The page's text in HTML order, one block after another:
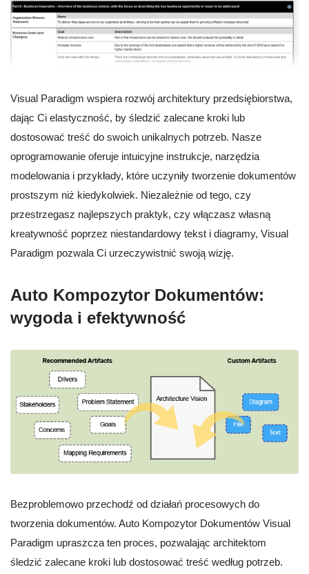
Visual Paradigm wspiera rozwój architektury przedsiębiorstwa,
dając Ci elastyczność, by śledzić zalecane kroki lub
dostosować treść do swoich unikalnych potrzeb. Nasze
oprogramowanie oferuje intuicyjne instrukcje, narzędzia
modelowania i przykłady, które uczyniły tworzenie dokumentów
prostszym niż kiedykolwiek. Niezależnie od tego, czy
przestrzegasz najlepszych praktyk, czy włączasz własną
kreatywność poprzez niestandardowy tekst i diagramy, Visual
Paradigm pozwala Ci urzeczywistnić swoją wizję.
Auto Kompozytor Dokumentów:
wygoda i efektywność
Bezproblemowo przechodź od działań procesowych do
tworzenia dokumentów. Auto Kompozytor Dokumentów Visual
Paradigm upraszcza ten proces, pozwalając architektom
śledzić zalecane kroki lub dostosować treść według potrzeb.